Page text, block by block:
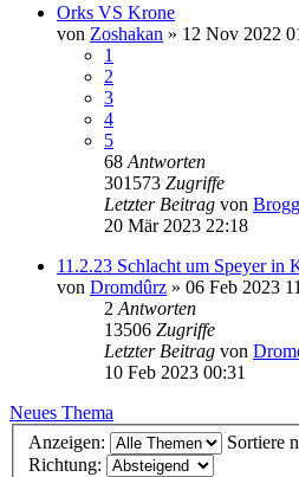
Orks VS Krone
von Zoshakan » 12 Nov 2022
1
2
3
4
5
68 Antworten
301573 Zugriffe
Letzter Beitrag von
20 Mär 2023 22:18
11.2.23 Schlacht um Speyer in
von Dromdûrz » 06 Feb 2023
2 Antworten
13506 Zugriffe
Letzter Beitrag von
10 Feb 2023 00:31
Neues Thema
Anzeigen:
Sortiere
Richtung: